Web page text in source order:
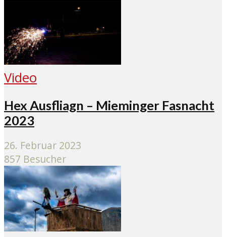
Video
Hex Ausfliagn – Mieminger Fasnacht
2023
26. Februar 2023
857 Besucher